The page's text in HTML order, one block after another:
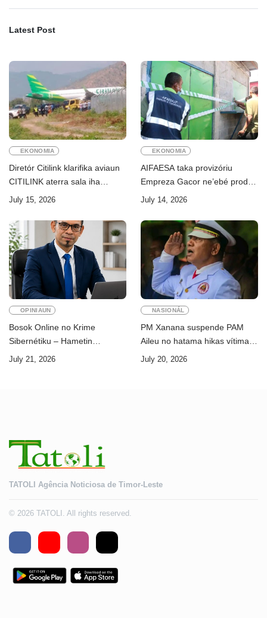
Latest Post
EKONOMIA
Diretór Citilink klarifika aviaun
CITILINK aterra sala iha
Aeroportu Komoro ne’e
July 15, 2026
EKONOMIA
AIFAESA taka provizóriu
Empreza Gacor ne’ebé prodús
“pentolan”
July 14, 2026
OPINIAUN
Bosok Online no Krime
Sibernétiku – Hametin
Seguransa Dijitál ba Futuru
July 21, 2026
NASIONÁL
PM Xanana suspende PAM
Aileu no hatama hikas vítima
AMA ba servisu
July 20, 2026
TATOLI Agência Noticiosa de Timor-Leste
© 2026 TATOLI. All rights reserved.